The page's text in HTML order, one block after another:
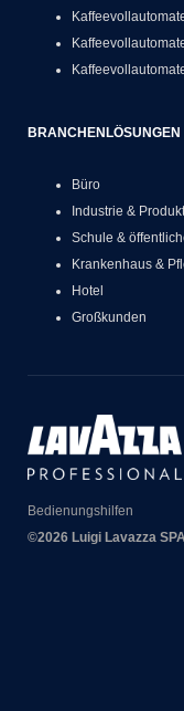
BRANCHENLÖSUNGEN
Büro
Industrie &
Schule &
Krankenhaus &
Hotel
Großkunden
Bedienungshilfen
©2026 Luigi Lavazza